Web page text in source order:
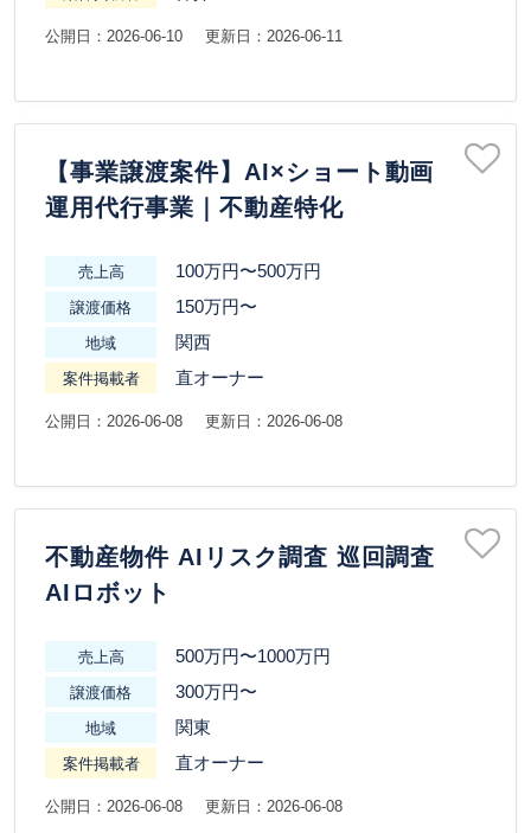
公開日：2026-06-10 更新日：2026-06-11
【事業譲渡案件】AI×ショート動画
運用代行事業｜不動産特化
売上高 100万円〜500万円
譲渡価格 150万円〜
地域 関西
案件掲載者 直オーナー
公開日：2026-06-08 更新日：2026-06-08
不動産物件 AIリスク調査 巡回調査
AIロボット
売上高 500万円〜1000万円
譲渡価格 300万円〜
地域 関東
案件掲載者 直オーナー
公開日：2026-06-08 更新日：2026-06-08